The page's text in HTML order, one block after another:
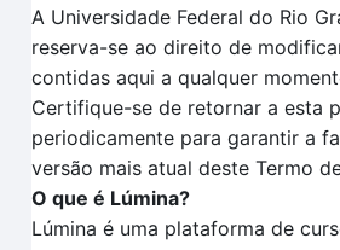
A Universidade Federal do Rio
reserva-se ao direito de
contidas aqui a qualquer
Certifique-se de retornar a esta
periodicamente para garantir a
versão mais atual deste Termo
O que é Lúmina?
Lúmina é uma plataforma de